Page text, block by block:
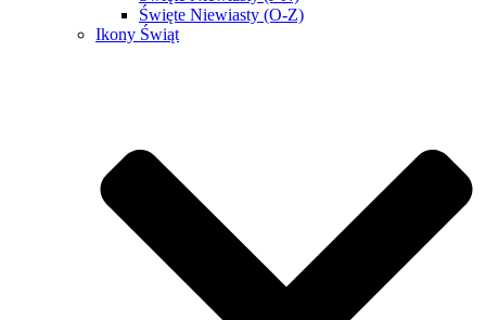
Święte Niewiasty (O-Z)
Ikony Świąt